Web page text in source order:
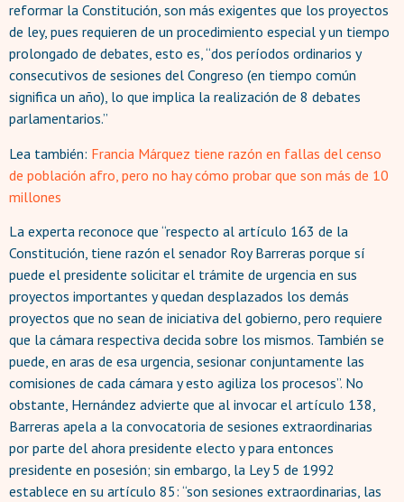
reformar la Constitución, son más exigentes que los proyectos
de ley, pues requieren de un procedimiento especial y un tiempo
prolongado de debates, esto es, “dos períodos ordinarios y
consecutivos de sesiones del Congreso (en tiempo común
significa un año), lo que implica la realización de 8 debates
parlamentarios.”
Lea también: Francia Márquez tiene razón en fallas del censo
de población afro, pero no hay cómo probar que son más de 10
millones
La experta reconoce que “respecto al artículo 163 de la
Constitución, tiene razón el senador Roy Barreras porque sí
puede el presidente solicitar el trámite de urgencia en sus
proyectos importantes y quedan desplazados los demás
proyectos que no sean de iniciativa del gobierno, pero requiere
que la cámara respectiva decida sobre los mismos. También se
puede, en aras de esa urgencia, sesionar conjuntamente las
comisiones de cada cámara y esto agiliza los procesos”. No
obstante, Hernández advierte que al invocar el artículo 138,
Barreras apela a la convocatoria de sesiones extraordinarias
por parte del ahora presidente electo y para entonces
presidente en posesión; sin embargo, la Ley 5 de 1992
establece en su artículo 85: “son sesiones extraordinarias, las